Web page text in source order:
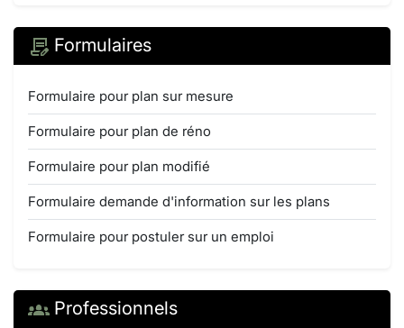
Formulaires
Formulaire pour plan sur mesure
Formulaire pour plan de réno
Formulaire pour plan modifié
Formulaire demande d'information sur les plans
Formulaire pour postuler sur un emploi
Professionnels